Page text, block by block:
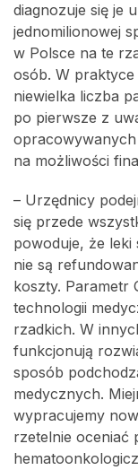
diagnozuje się je
jednomilionowej
w Polsce na te
osób. W praktyce
niewielka liczba
po pierwsze z
na możliwości
– Urzędnicy
się przede
powoduje, że
nie są
koszty. Parametr
technologii
rzadkich. W
funkcjonują
sposób
medycznych.
wypracujemy
rzetelnie oceniać